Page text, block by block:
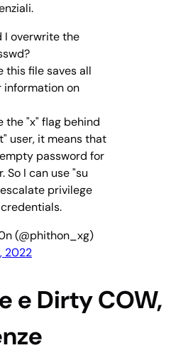
I overwrite the
this file saves all
information on
the "x" flag behind
user, it means that
password for
So I can use "su
privilege
(@phithon_xg)
2022
e Dirty COW,